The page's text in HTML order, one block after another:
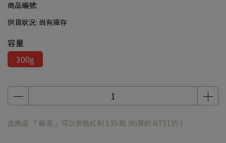
商品編號:
供貨狀況: 尚有庫存
容量
300g
此商品 「 最高 」可以折抵紅利 135 點 (約等於 NT$135 )